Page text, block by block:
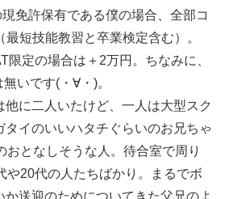
免許保有である僕の場合、全部コ
最短技能教習と卒業検定含む）。
限定の場合は＋2万円。ちなみに、
いです(・∀・)。
他に二人いたけど、一人は大型スク
タイのいいハタチぐらいのお兄ちゃ
おとなしそうな人。待合室で周り
や20代の人たちばかり。まるでボ
か送迎のためについてきた父兄のよ